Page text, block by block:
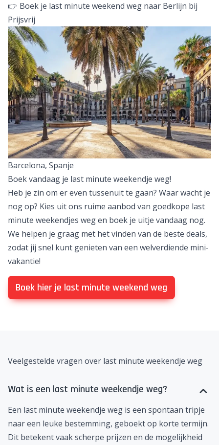
👉 Boek je last minute weekend weg naar Berlijn bij
Prijsvrij
Barcelona, Spanje
Boek vandaag je last minute weekendje weg!
Heb je zin om er even tussenuit te gaan? Waar wacht je
nog op? Kies uit ons ruime aanbod van goedkope last
minute weekendjes weg en boek je uitje vandaag nog.
We helpen je graag met het vinden van de beste deals,
zodat jij snel kunt genieten van een welverdiende mini-
vakantie!
Boek hier je last minute weekend weg
Veelgestelde vragen over last minute weekendje weg
Wat is een last minute weekendje weg?
Een last minute weekendje weg is een spontaan tripje
naar een leuke bestemming, geboekt op korte termijn.
Dit betekent vaak scherpe prijzen en de mogelijkheid